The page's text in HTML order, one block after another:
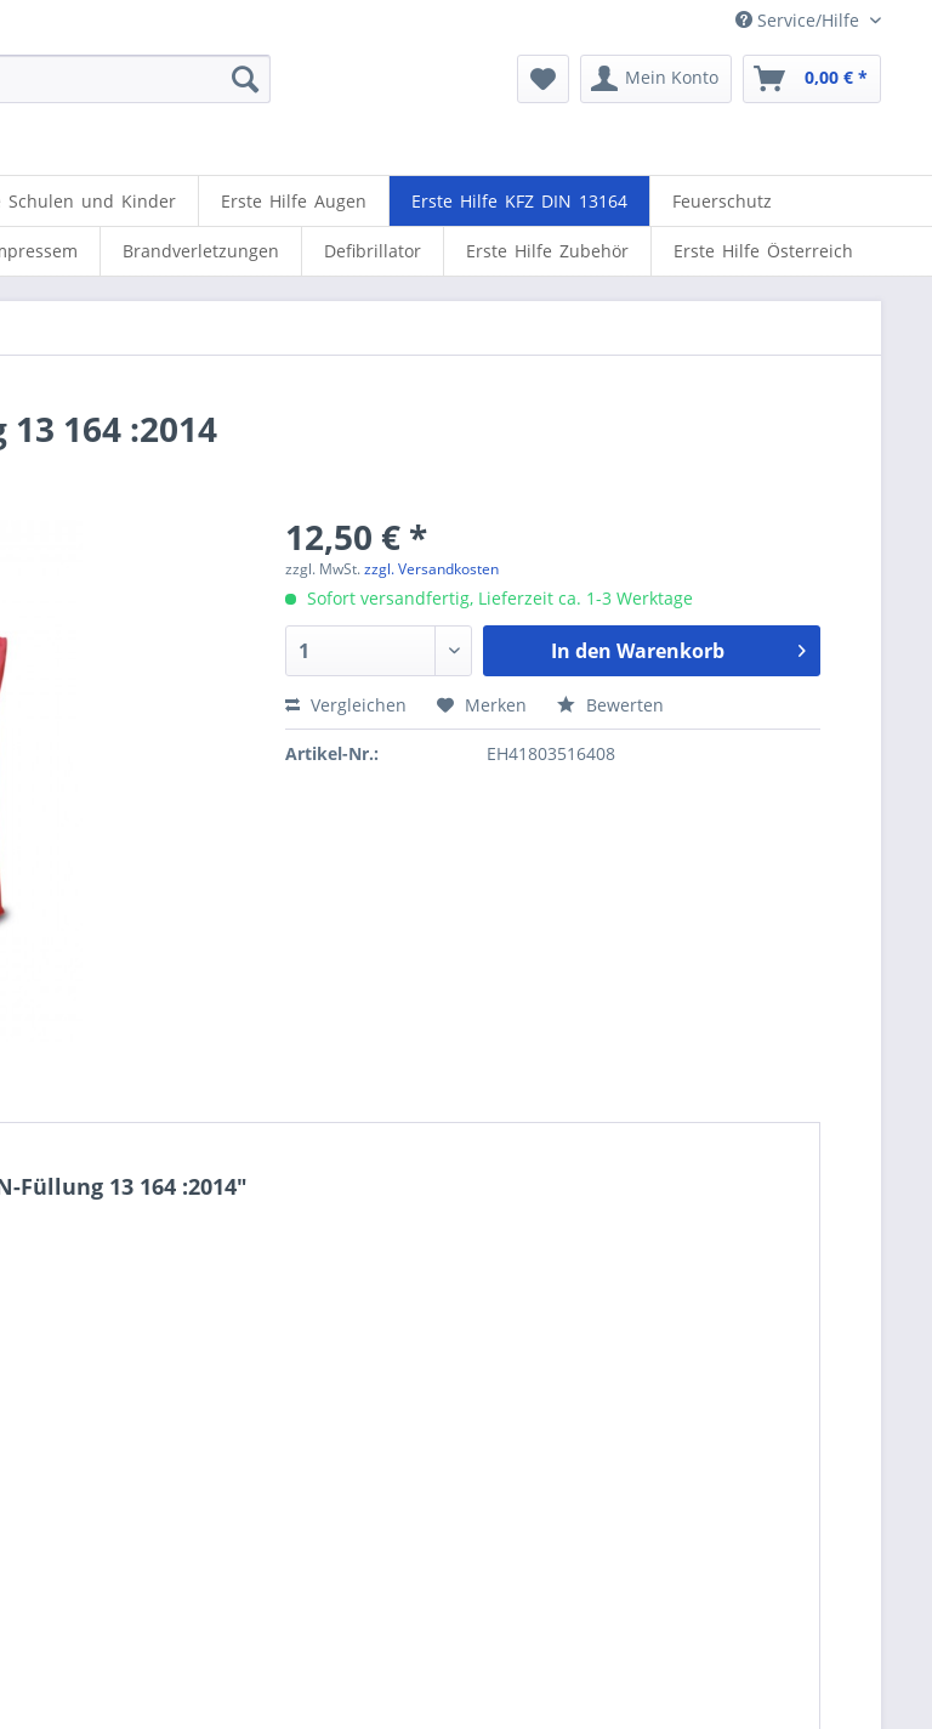
Service/Hilfe
Mein Konto 0,00 € *
Schulen und Kinder Erste Hilfe Augen Erste Hilfe KFZ DIN 13164 Feuerschutz
Brandverletzungen Defibrillator Erste Hilfe Zubehör Erste Hilfe Österreich
164 :2014
12,50 € *
zzgl. MwSt.zzgl. Versandkosten
Sofort versandfertig, Lieferzeit ca. 1-3 Werktage
In den Warenkorb
Vergleichen Merken Bewerten
Artikel-Nr.: EH41803516408
13 164 :2014"